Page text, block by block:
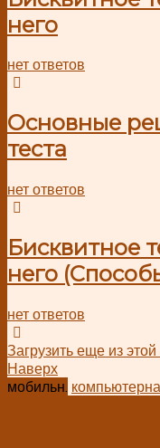
него
нет ответов
Основные
теста
нет ответов
Бисквитное
него
нет ответов
Загрузить еще из
Наверх
мобильн.